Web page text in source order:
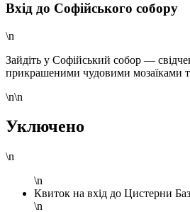
Вхід до Софійського собору
\n
Зайдіть у Софійський собор —
прикрашеними чудовими мозаїками
\n\n
Уключено
\n
\n
Квиток на вхід до Цистерни
\n